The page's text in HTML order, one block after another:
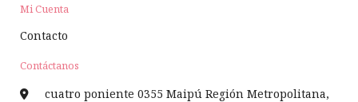
Mi Cuenta
Contacto
Contáctanos
cuatro poniente 0355 Maipú Región Metropolitana,